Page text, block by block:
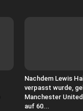
Nachdem Lewis Hall
verpasst wurde,
Manchester
auf 60...